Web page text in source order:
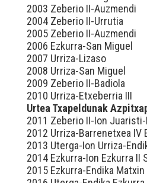
2003 Zeberio II-Auzmendi
2004 Zeberio II-Urrutia
2005 Zeberio II-Auzmendi
2006 Ezkurra-San Miguel
2007 Urriza-Lizaso
2008 Urriza-San Miguel
2009 Zeberio II-Badiola
2010 Urriza-Etxeberria III
Urtea Txapeldunak
2011 Zeberio II-Ion
2012 Urriza-Barrenetxea IV
2013 Uterga-Ion Urriza-
2014 Ezkurra-Ion Ezkurra II
2015 Ezkurra-Endika Matxin